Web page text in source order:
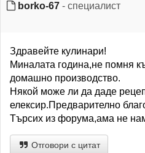
borko-67 - специалист
Здравейте кулинари!
Миналата година,не помня
домашно производство.
Някой може ли да даде
елексир.Предварително
Търсих из форума,ама не
Отговори с цитат